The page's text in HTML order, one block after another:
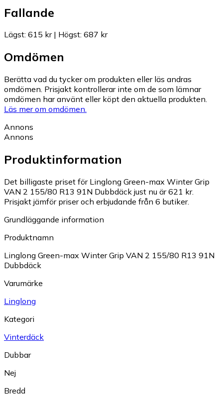
Fallande
Lägst: 615 kr| Högst: 687 kr
Omdömen
Berätta vad du tycker om produkten eller läs andras
omdömen. Prisjakt kontrollerar inte om de som lämnar
omdömen har använt eller köpt den aktuella produkten.
Läs mer om omdömen.
Annons
Annons
Produktinformation
Det billigaste priset för Linglong Green-max Winter Grip
VAN 2 155/80 R13 91N Dubbdäck just nu är 621 kr.
Prisjakt jämför priser och erbjudande från 6 butiker.
Grundläggande information
Produktnamn
Linglong Green-max Winter Grip VAN 2 155/80 R13 91N
Dubbdäck
Varumärke
Linglong
Kategori
Vinterdäck
Dubbar
Nej
Bredd